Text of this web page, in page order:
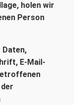
holen wir
Person
Daten,
E-Mail-